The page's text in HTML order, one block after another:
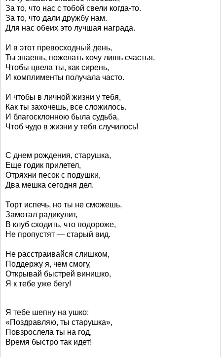
За то, что нас с тобой свели когда-то.
За то, что дали дружбу нам.
Для нас обеих это лучшая награда.
И в этот превосходный день,
Ты знаешь, пожелать хочу лишь счастья.
Чтобы цвела ты, как сирень,
И комплименты получала часто.
И чтобы в личной жизни у тебя,
Как ты захочешь, все сложилось.
И благосклонною была судьба,
Чтоб чудо в жизни у тебя случилось!
С днем рождения, старушка,
Еще годик прилетел,
Отряхни песок с подушки,
Два мешка сегодня дел.
Торт испечь, но ты не сможешь,
Замотал радикулит,
В клуб сходить, что подороже,
Не пропустят — старый вид.
Не расстраивайся слишком,
Поддержу я, чем смогу,
Открывай быстрей винишко,
Я к тебе уже бегу!
Я тебе шепну на ушко:
«Поздравляю, ты старушка»,
Повзрослела ты на год,
Время быстро так идет!